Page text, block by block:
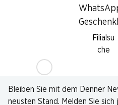
Filialsu
che
Newsletter
Bleiben Sie mit dem Denner
neusten Stand. Melden Sie sich